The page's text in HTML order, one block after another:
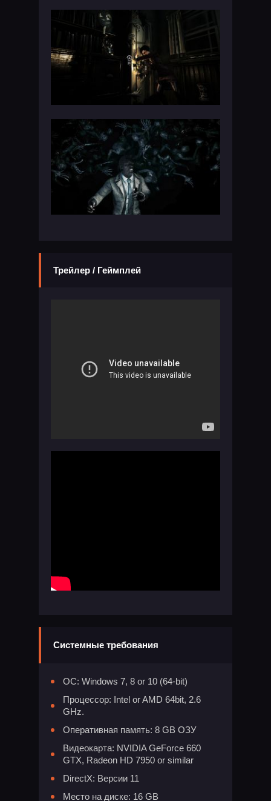
Трейлер / Геймплей
Системные требования
ОС: Windows 7, 8 or 10 (64-bit)
Процессор: Intel or AMD 64bit, 2.6
GHz.
Оперативная память: 8 GB ОЗУ
Видеокарта: NVIDIA GeForce 660
GTX, Radeon HD 7950 or similar
DirectX: Версии 11
Место на диске: 16 GB